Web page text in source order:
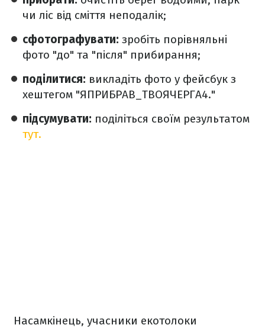
чи ліс від сміття неподалік;
сфотографувати: зробіть порівняльні
фото "до" та "після" прибирання;
поділитися: викладіть фото у фейсбук з
хештегом "ЯПРИБРАВ_ТВОЯЧЕРГА4."
підсумувати: поділіться своїм результатом
тут.
Насамкінець, учасники екотолоки